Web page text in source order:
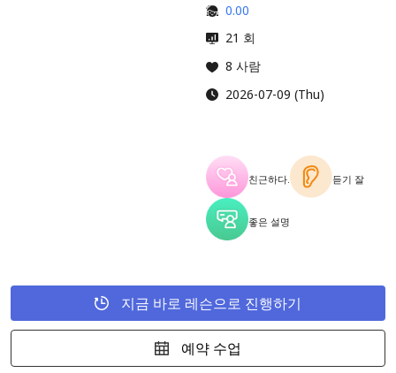
0.00
21 회
8 사람
2026-07-09 (Thu)
친근하다. 듣기 잘
좋은 설명
지금 바로 레슨으로 진행하기
예약 수업